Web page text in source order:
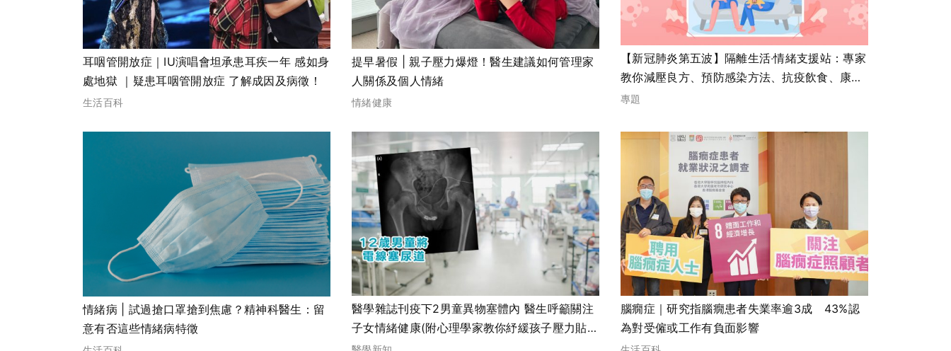
耳咽管開放症｜IU演唱會坦承患耳疾一年 感如身
處地獄 ｜疑患耳咽管開放症 了解成因及病徵！
生活百科
提早暑假 | 親子壓力爆燈！醫生建議如何管理家
人關係及個人情緒
情緒健康
【新冠肺炎第五波】隔離生活‧情緒支援站：專家
教你減壓良方、預防感染方法、抗疫飲食、康復
食療調理、衛生署實用資訊
專題
情緒病 | 試過搶口罩搶到焦慮？精神科醫生：留
意有否這些情緒病特徵
醫學雜誌刊疫下2男童異物塞體內 醫生呼籲關注
子女情緒健康(附心理學家教你紓緩孩子壓力貼
士)
腦癇症｜研究指腦癇患者失業率逾3成 43%認
為對受僱或工作有負面影響